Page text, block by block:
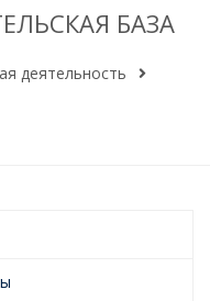
БАЗА
деятельность